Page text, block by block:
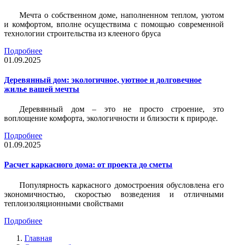
Мечта о собственном доме, наполненном теплом, уютом
и комфортом, вполне осуществима с помощью современной
технологии строительства из клееного бруса
Подробнее
01.09.2025
Деревянный дом: экологичное, уютное и долговечное
жилье вашей мечты
Деревянный дом – это не просто строение, это
воплощение комфорта, экологичности и близости к природе.
Подробнее
01.09.2025
Расчет каркасного дома: от проекта до сметы
Популярность каркасного домостроения обусловлена его
экономичностью, скоростью возведения и отличными
теплоизоляционными свойствами
Подробнее
Главная